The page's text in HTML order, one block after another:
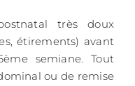
très doux
étirements) avant
semiane. Tout
ou de remise